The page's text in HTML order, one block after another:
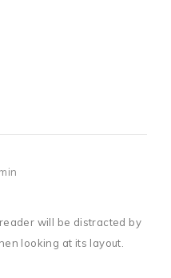
will be distracted by
looking at its layout.